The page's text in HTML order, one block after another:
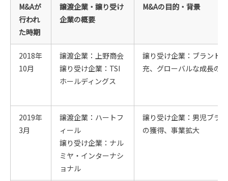
M&Aが
行われ
た時期
譲渡企業・譲り受け
企業の概要
M&Aの目的・背景
2018年
10月
譲渡企業：上野商会
譲り受け企業：TSI
ホールディングス
譲り受け企業：ブランド拡
充、グローバルな成長の
2019年
3月
譲渡企業：ハートフ
ィール
譲り受け企業：ナル
ミヤ・インターナシ
ョナル
譲り受け企業：男児ブラ
の獲得、事業拡大